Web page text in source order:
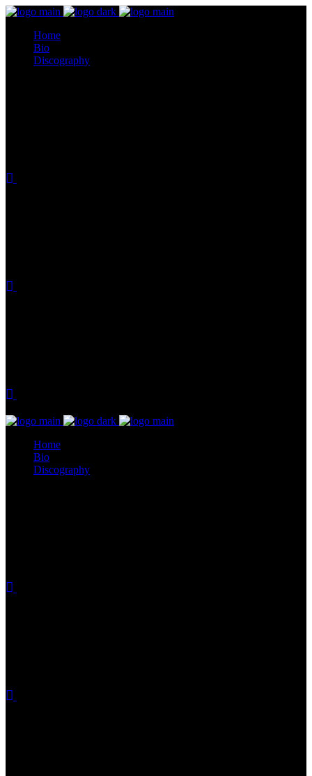
Home
Bio
Discography
Home
Bio
Discography